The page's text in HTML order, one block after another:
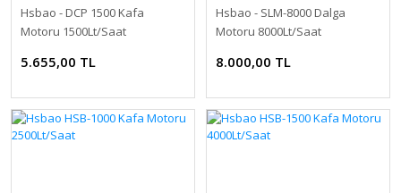
Hsbao - DCP 1500 Kafa
Motoru 1500Lt/Saat
5.655,00 TL
Hsbao - SLM-8000 Dalga
Motoru 8000Lt/Saat
8.000,00 TL